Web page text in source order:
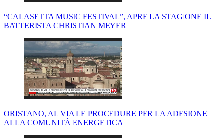
“CALASETTA MUSIC FESTIVAL”, APRE LA STAGIONE IL
BATTERISTA CHRISTIAN MEYER
ORISTANO, AL VIA LE PROCEDURE PER LA ADESIONE
ALLA COMUNITÀ ENERGETICA